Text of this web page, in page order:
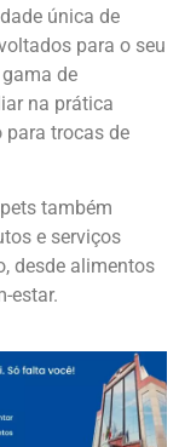
única de
para o seu
de
na prática
para trocas de
também
e serviços
desde alimentos
estar.